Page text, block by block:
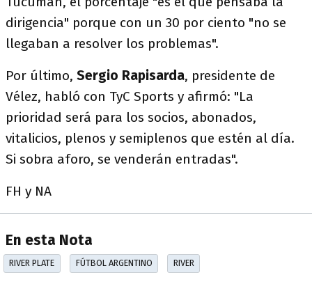
dirigencia" porque con un 30 por ciento "no se
llegaban a resolver los problemas".
Por último, Sergio Rapisarda, presidente de
Vélez, habló con TyC Sports y afirmó: "La
prioridad será para los socios, abonados,
vitalicios, plenos y semiplenos que estén al día.
Si sobra aforo, se venderán entradas".
FH y NA
En esta Nota
RIVER PLATE FÚTBOL ARGENTINO RIVER